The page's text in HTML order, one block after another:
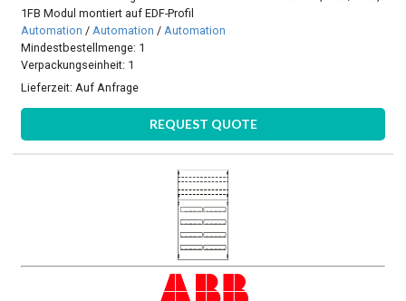
1FB Modul montiert auf EDF-Profil
Automation / Automation / Automation
Mindestbestellmenge: 1
Verpackungseinheit: 1
Lieferzeit:Auf Anfrage
REQUEST QUOTE